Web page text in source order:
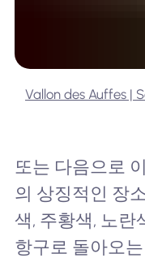
Vallon des Auffes |
또는 다음으로
의 상징적인 장
색, 주황색, 노란
항구로 돌아오